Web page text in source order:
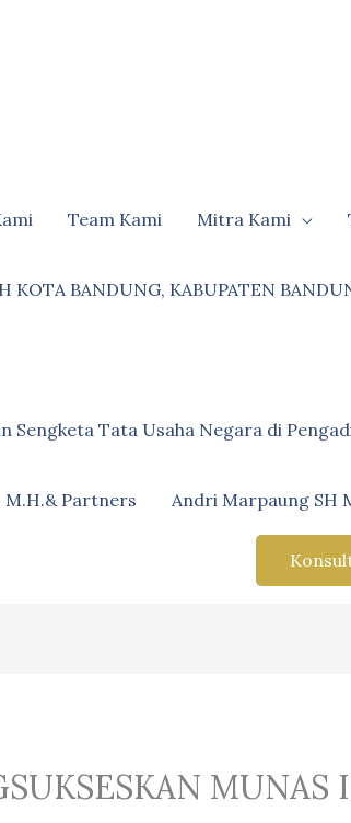
Team Kami Mitra Kami
KOTA BANDUNG, KABUPATEN
Tata Usaha Negara di
M.H.& Partners Andri Marpaung SH
MUNAS